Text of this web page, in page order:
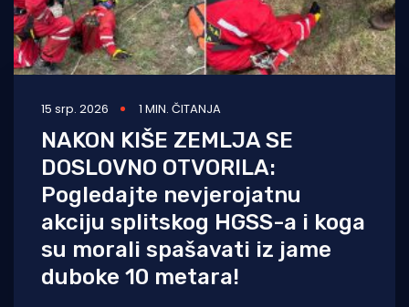
15 srp. 2026 1 MIN. ČITANJA
NAKON KIŠE ZEMLJA SE
DOSLOVNO OTVORILA:
Pogledajte nevjerojatnu
akciju splitskog HGSS-a i koga
su morali spašavati iz jame
duboke 10 metara!